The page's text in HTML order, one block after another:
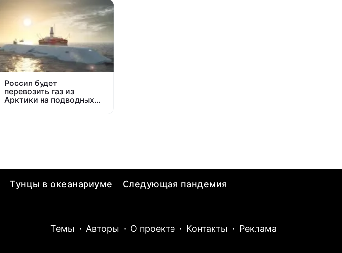
Россия будет
перевозить газ из
Арктики на подводных
Тунцы в океанариуме
Следующая пандемия
Темы · Авторы · О проекте · Контакты · Реклама